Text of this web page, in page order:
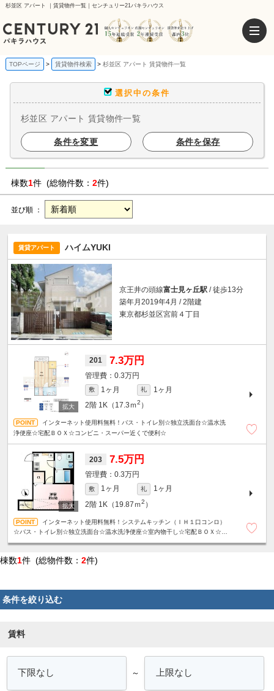
杉並区 アパート ｜賃貸物件一覧｜センチュリー21パキラハウス
TOPページ 賃貸物件検索 杉並区 アパート 賃貸物件一覧
選択中の条件
杉並区 アパート 賃貸物件一覧
条件を変更 条件を保存
棟数1件 (総物件数： 2件)
並び順 ：
賃貸アパート ハイムYUKI
京王井の頭線富士見ヶ丘駅 / 徒歩13分
築年月2019年4月 / 2階建
東京都杉並区宮前４丁目
201 7.3万円
0.3万円
敷 1ヶ月 礼
1ヶ月
2階 1K（17.3ｍ2 ）
インターネット使用料無料！バス・トイレ別☆独立洗面台☆温水洗
浄便座☆宅配ＢＯＸ☆コンビニ・スーパー近くで便利☆
203 7.5万円
0.3万円
敷 1ヶ月 礼
1ヶ月
2階 1K（19.87ｍ2 ）
インターネット使用料無料！システムキッチン（ＩＨ１口コンロ）
☆バス・トイレ別☆独立洗面台☆温水洗浄便座☆室内物干し☆宅配ＢＯＸ☆コ
棟数1件 (総物件数： 2件)
条件を絞り込む
賃料
～